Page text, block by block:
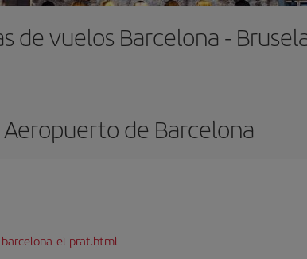
de vuelos Barcelona -
Aeropuerto de Barcelona
el-prat.html